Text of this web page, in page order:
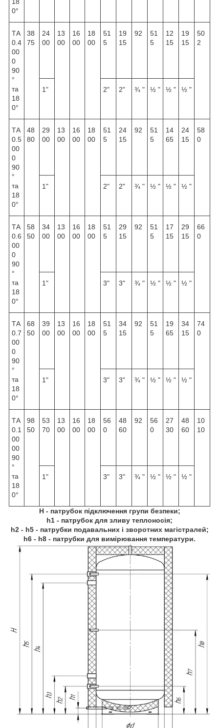
0°
ТА
0.4
00
0
90
°
та
18
0°
38
75
24
00
13
00
16
00
18
00
51
5
19
15
92
51
5
12
15
19
15
50
2
1" 2" 2" ¾ " ½ " ½ " ½ "
ТА
0.5
00
0
90
°
та
18
0°
48
80
29
00
13
00
16
00
18
00
51
5
24
15
92
51
5
14
65
24
15
58
0
1" 2" 2" ¾ " ½ " ½ " ½ "
ТА
0.6
00
0
90
°
та
18
0°
58
50
34
00
13
00
16
00
18
00
51
5
29
15
92
51
5
17
15
29
15
66
0
1" 3" 3" ¾ " ½ " ½ " ½ "
ТА
0.7
00
0
90
°
та
18
0°
68
50
39
00
13
00
16
00
18
00
51
5
34
15
92
51
5
19
65
34
15
74
0
1" 3" 3" ¾ " ½ " ½ " ½ "
ТА
0.1
00
00
90
°
та
18
0°
98
50
53
70
13
00
16
00
18
00
56
0
48
60
92
56
0
27
30
48
60
10
10
1" 3" 3" ¾ " ½ " ½ " ½ "
H - патрубок підключення групи безпеки;
h1 - патрубок для зливу теплоносія;
h2 - h5 - патрубки подавальних і зворотних магістралей;
h6 - h8 - патрубки для вимірювання температури.